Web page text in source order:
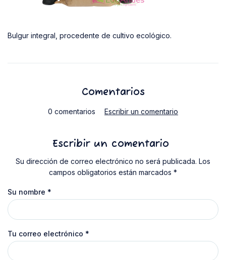
Bulgur integral, procedente de cultivo ecológico.
Comentarios
0 comentarios Escribir un comentario
Escribir un comentario
Su dirección de correo electrónico no será publicada. Los
campos obligatorios están marcados *
Su nombre *
Tu correo electrónico *